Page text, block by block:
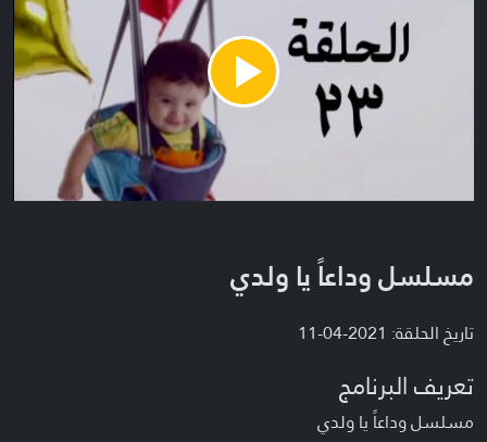
Play
Video
مسلسل وداعاً يا ولدي
تاريخ الحلقة: 2021-04-11
تعريف البرنامج
مسلسل وداعاً يا ولدي